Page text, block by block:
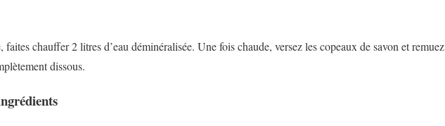
faites chauffer 2 litres d’eau déminéralisée. Une fois chaude, versez les copeaux de savon et remuez
dissous.